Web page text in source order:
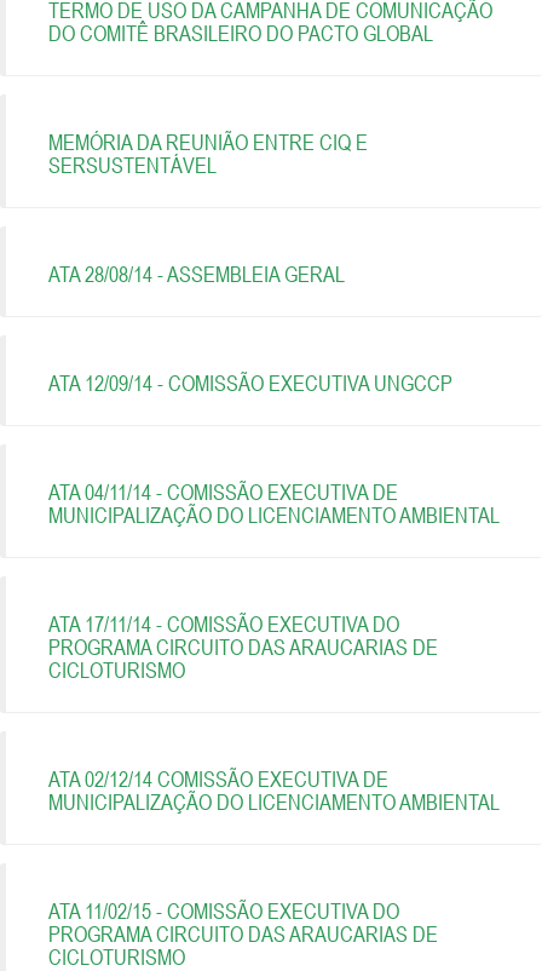
TERMO DE USO DA CAMPANHA DE COMUNICAÇÃO
DO COMITÊ BRASILEIRO DO PACTO GLOBAL
MEMÓRIA DA REUNIÃO ENTRE CIQ E
SERSUSTENTÁVEL
ATA 28/08/14 - ASSEMBLEIA GERAL
ATA 12/09/14 - COMISSÃO EXECUTIVA UNGCCP
ATA 04/11/14 - COMISSÃO EXECUTIVA DE
MUNICIPALIZAÇÃO DO LICENCIAMENTO AMBIENTAL
ATA 17/11/14 - COMISSÃO EXECUTIVA DO
PROGRAMA CIRCUITO DAS ARAUCARIAS DE
CICLOTURISMO
ATA 02/12/14 COMISSÃO EXECUTIVA DE
MUNICIPALIZAÇÃO DO LICENCIAMENTO AMBIENTAL
ATA 11/02/15 - COMISSÃO EXECUTIVA DO
PROGRAMA CIRCUITO DAS ARAUCARIAS DE
CICLOTURISMO